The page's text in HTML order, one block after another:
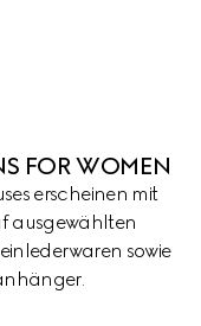
FOR WOMEN
erscheinen mit
ausgewählten
sowie